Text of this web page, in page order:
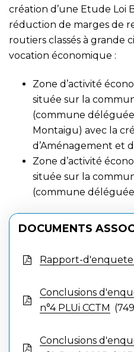
création d’une Etude Loi
réduction de marges de
routiers classés à grande
vocation économique :
Zone d’activité
située sur la
(commune
Montaigu) avec la
d’Aménagement et
Zone d’activité
située sur la
(commune
DOCUMENTS
Rapport-
Conclusions
n°4 PLUi CCTM
Conclusions